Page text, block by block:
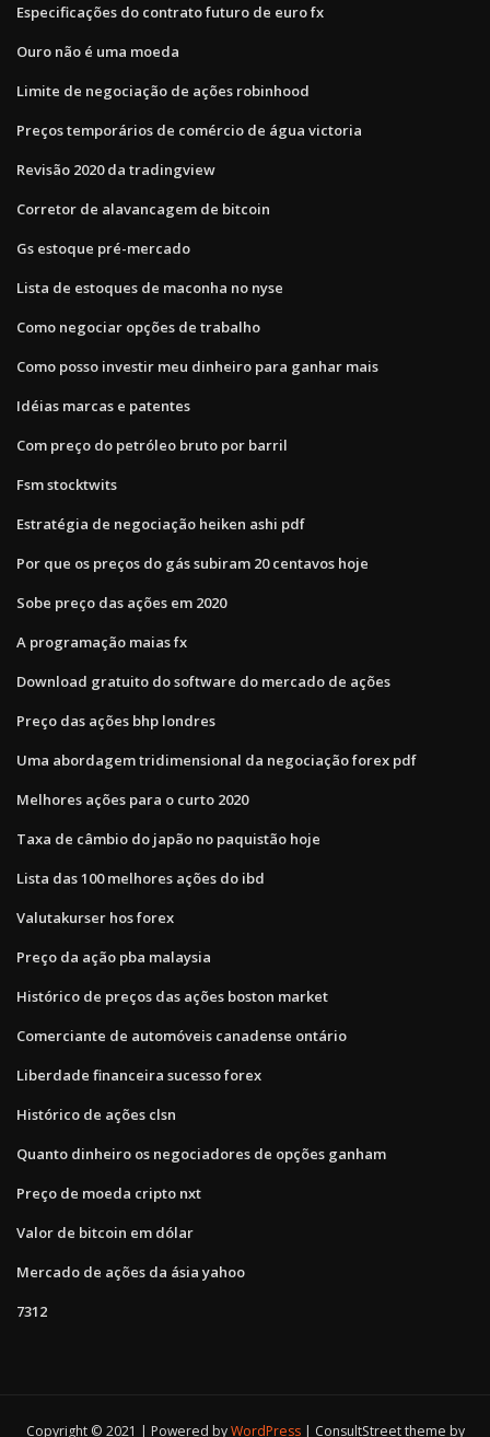
Especificações do contrato futuro de euro fx
Ouro não é uma moeda
Limite de negociação de ações robinhood
Preços temporários de comércio de água victoria
Revisão 2020 da tradingview
Corretor de alavancagem de bitcoin
Gs estoque pré-mercado
Lista de estoques de maconha no nyse
Como negociar opções de trabalho
Como posso investir meu dinheiro para ganhar mais
Idéias marcas e patentes
Com preço do petróleo bruto por barril
Fsm stocktwits
Estratégia de negociação heiken ashi pdf
Por que os preços do gás subiram 20 centavos hoje
Sobe preço das ações em 2020
A programação maias fx
Download gratuito do software do mercado de ações
Preço das ações bhp londres
Uma abordagem tridimensional da negociação forex pdf
Melhores ações para o curto 2020
Taxa de câmbio do japão no paquistão hoje
Lista das 100 melhores ações do ibd
Valutakurser hos forex
Preço da ação pba malaysia
Histórico de preços das ações boston market
Comerciante de automóveis canadense ontário
Liberdade financeira sucesso forex
Histórico de ações clsn
Quanto dinheiro os negociadores de opções ganham
Preço de moeda cripto nxt
Valor de bitcoin em dólar
Mercado de ações da ásia yahoo
7312
Copyright © 2021 | Powered byWordPress ConsultStreet theme by